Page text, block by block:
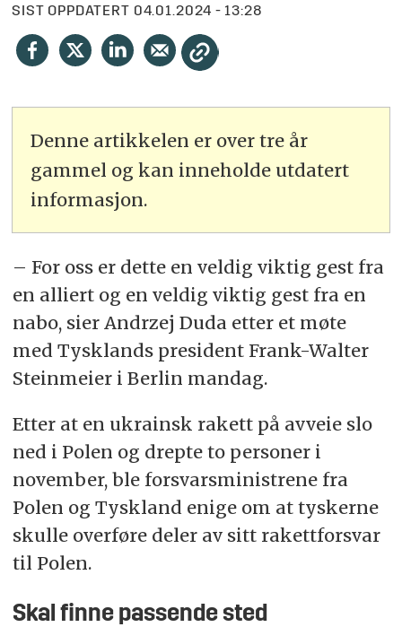
SIST OPPDATERT
04.01.2024 - 13:28
Denne artikkelen er over tre år
gammel og kan inneholde utdatert
informasjon.
– For oss er dette en veldig viktig gest fra
en alliert og en veldig viktig gest fra en
nabo, sier Andrzej Duda etter et møte
med Tysklands president Frank-Walter
Steinmeier i Berlin mandag.
Etter at en ukrainsk rakett på avveie slo
ned i Polen og drepte to personer i
november, ble forsvarsministrene fra
Polen og Tyskland enige om at tyskerne
skulle overføre deler av sitt rakettforsvar
til Polen.
Skal finne passende sted